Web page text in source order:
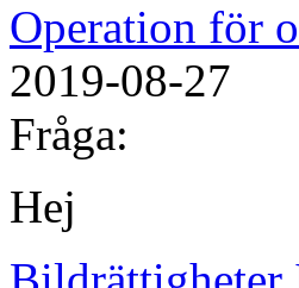
Operation för
2019-08-27
Fråga:
Hej